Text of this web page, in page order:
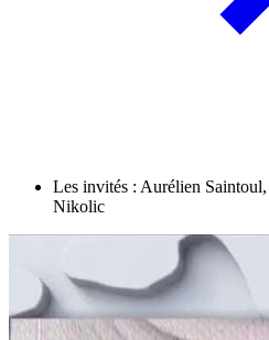
Les invités : Aurélien
Nikolic